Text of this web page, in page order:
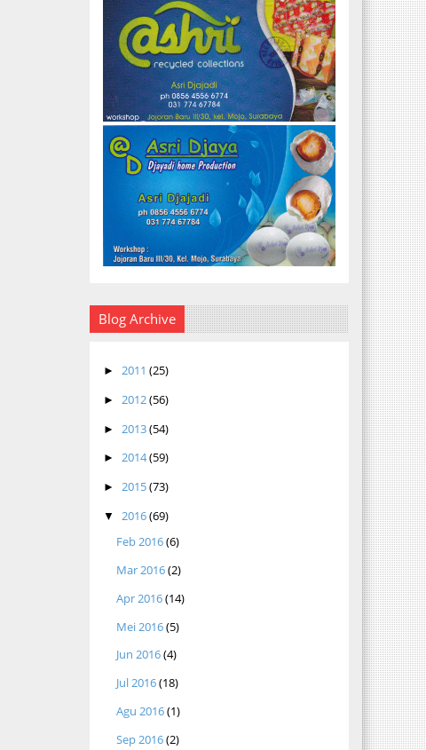
Blog Archive
► 2011 (25)
► 2012(56)
► 2013(54)
► 2014(59)
► 2015(73)
▼ 2016(69)
Feb 2016(6)
Mar 2016(2)
Apr 2016(14)
Mei 2016(5)
Jun 2016(4)
Jul 2016(18)
Agu 2016(1)
Sep 2016(2)